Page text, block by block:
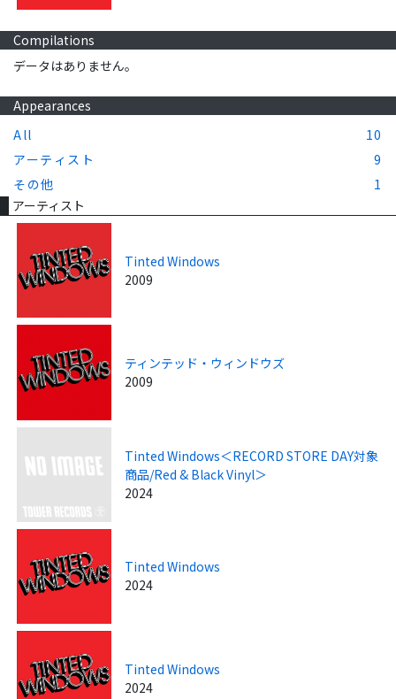
Compilations
データはありません。
Appearances
All
10
アーティスト
9
その他
1
アーティスト
Tinted Windows
2009
ティンテッド・ウィンドウズ
2009
Tinted Windows＜RECORD STORE DAY対象
商品/Red & Black Vinyl＞
2024
Tinted Windows
2024
Tinted Windows
2024